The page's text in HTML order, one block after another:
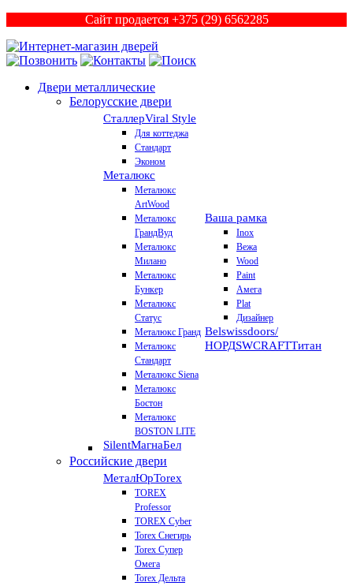
Сайт продается +375 (29) 6562285
Двери металлические
Белорусские двери
СталлерViral Style
Для коттеджа
Стандарт
Эконом
Металюкс
Металюкс
ArtWood
Металюкс
ГрандВуд
Металюкс
Милано
Металюкс
Бункер
Металюкс
Статус
Металюкс Гранд
Металюкс
Стандарт
Металюкс Siena
Металюкс
Бостон
Металюкс
BOSTON LITE
SilentМагнаБел
Ваша рамка
Inox
Вежа
Wood
Paint
Амега
Plat
Дизайнер
Belswissdoors/
НОРДSWCRAFTТитан
Российские двери
МеталЮрTorex
TOREX
Professor
TOREX Cyber
Torex Снегирь
Torex Супер
Омега
Torex Дельта